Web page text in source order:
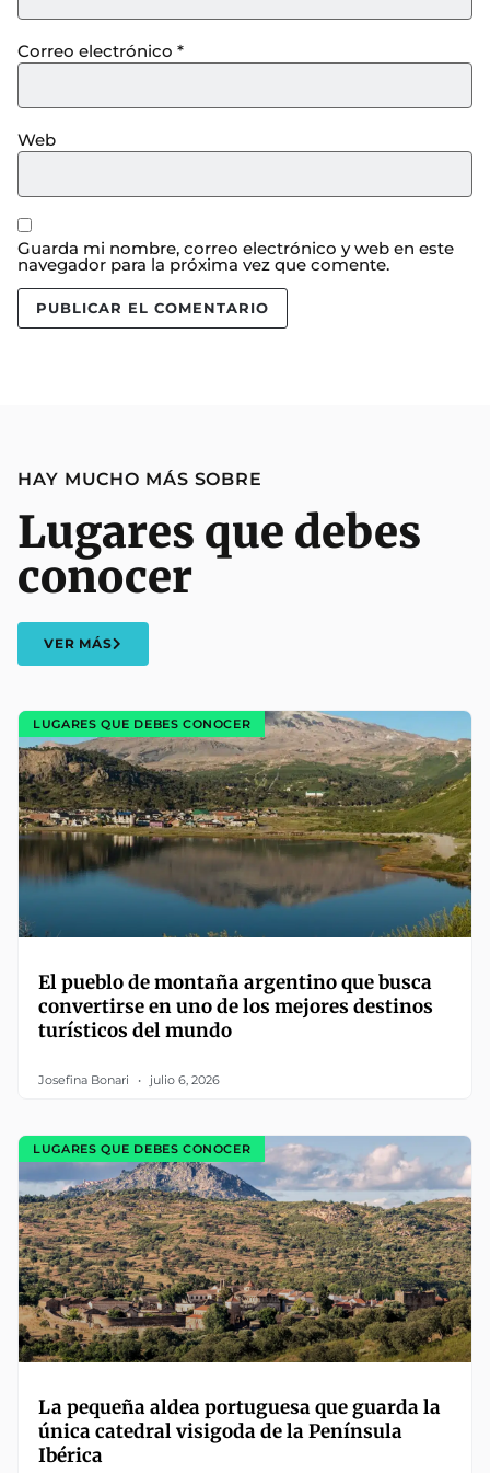
Correo electrónico *
Web
Guarda mi nombre, correo electrónico y web en este
navegador para la próxima vez que comente.
HAY MUCHO MÁS SOBRE
Lugares que debes
conocer
VER MÁS
LUGARES QUE DEBES CONOCER
El pueblo de montaña argentino que busca
convertirse en uno de los mejores destinos
turísticos del mundo
Josefina Bonari julio 6, 2026
LUGARES QUE DEBES CONOCER
La pequeña aldea portuguesa que guarda la
única catedral visigoda de la Península
Ibérica